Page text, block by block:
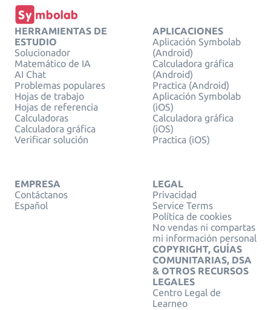
HERRAMIENTAS DE
ESTUDIO
Solucionador
Matemático de IA
AI Chat
Problemas populares
Hojas de trabajo
Hojas de referencia
Calculadoras
Calculadora gráfica
Verificar solución
APLICACIONES
Aplicación Symbolab
(Android)
Calculadora gráfica
(Android)
Practica (Android)
Aplicación Symbolab
(iOS)
Calculadora gráfica
(iOS)
Practica (iOS)
EMPRESA
Contáctanos
Español
LEGAL
Privacidad
Service Terms
Política de cookies
No vendas ni compartas
mi información personal
COPYRIGHT, GUÍAS
COMUNITARIAS, DSA
& OTROS RECURSOS
LEGALES
Centro Legal de
Learneo